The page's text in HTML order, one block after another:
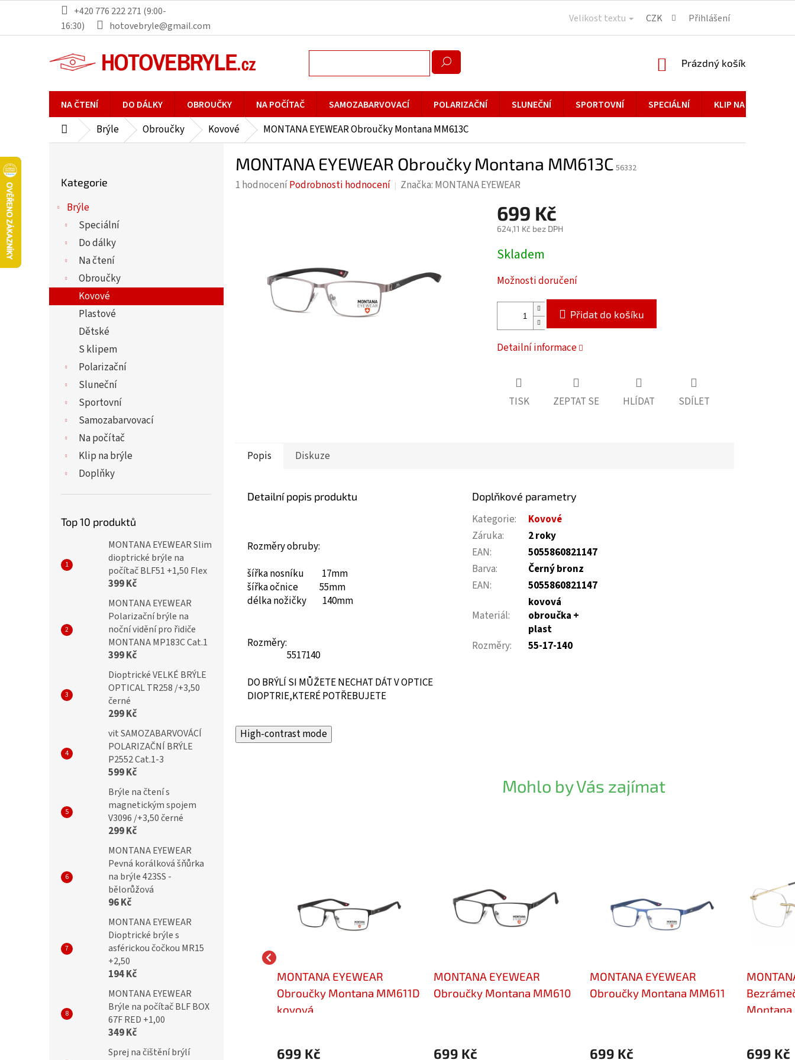
obsah
+420 776 222 271 (9:00-
16:30)
hotovebryle@gmail.com
Velikost textu CZK Přihlášení
NÁKUPNÍ
Prázdný košík
NA ČTENÍ DO DÁLKY OBROUČKY NA POČÍTAČ SAMOZABARVOVACÍ POLARIZAČNÍ SLUNEČNÍ SPORTOVNÍ SPECIÁLNÍ KLIP NA BRÝLE
DomůBrýle Obroučky Kovové MONTANA EYEWEAR Obroučky Montana MM613C
kategorie
Kategorie
Brýle
Speciální
Do dálky
Na čtení
Obroučky
Kovové
Plastové
Dětské
S klipem
Polarizační
Sluneční
Sportovní
Samozabarvovací
Na počítač
Klip na brýle
Doplňky
Top 10 produktů
MONTANA EYEWEAR Slim
dioptrické brýle na
počítač BLF51 +1,50 Flex
399 Kč
MONTANA EYEWEAR
Polarizační brýle na
noční vidění pro řidiče
MONTANA MP183C Cat.1
399 Kč
Dioptrické VELKÉ BRÝLE
OPTICAL TR258 /+3,50
černé
299 Kč
vit SAMOZABARVOVÁCÍ
POLARIZAČNÍ BRÝLE
P2552 Cat.1-3
599 Kč
Brýle na čtení s
magnetickým spojem
V3096 /+3,50 černé
299 Kč
MONTANA EYEWEAR
Pevná korálková šňůrka
na brýle 423SS -
bělorůžová
96 Kč
MONTANA EYEWEAR
Dioptrické brýle s
asférickou čočkou MR15
+2,50
194 Kč
MONTANA EYEWEAR
Brýle na počítač BLF BOX
67F RED +1,00
349 Kč
Sprej na čištění brýlí
MONTANA EYEWEAR Obroučky Montana MM613C 56332
Průměrné
hvězdiček.
1 hodnoceníPodrobnosti hodnocení Značka: MONTANA EYEWEAR
699 Kč
624,11 Kč bez DPH
Měrná
cena:
Skladem
Možnosti doručení
Přidat do košíku
Detailní informace
TISK ZEPTAT SE HLÍDAT SDÍLET
Popis Diskuze
Detailní popis produktu
Rozměry obruby:
šířka nosníku 17mm
šířka očnice 55mm
délka nožičky 140mm
Rozměry:
5517140
DO BRÝLÍ SI MŮŽETE NECHAT DÁT V OPTICE
DIOPTRIE,KTERÉ POTŘEBUJETE
Doplňkové parametry
Kategorie:
Kovové
Záruka:
2 roky
EAN:
5055860821147
Barva:
Černý bronz
EAN: 5055860821147
Materiál:
kovová
obroučka +
plast
Rozměry: 55-17-140
High-contrast mode
Mohlo by Vás zajímat
MONTANA EYEWEAR
Bezrámečkové obroučky
Montana MM571A gunmetal
699 Kč
MONTANA EYEWEAR
Obroučky Montana MM611D
kovová
699 Kč
MONTANA EYEWEAR
Obroučky Montana MM610
699 Kč
MONTANA EYEWEAR
Obroučky Montana MM611
699 Kč
Montana
699 Kč